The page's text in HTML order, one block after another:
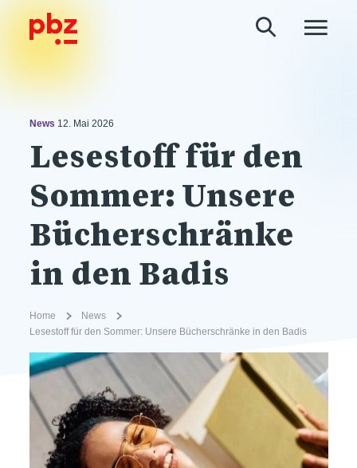
News 12. Mai 2026
Lesestoff für den
Sommer: Unsere
Bücherschränke
in den Badis
Home
News
Lesestoff für den Sommer: Unsere Bücherschränke in den Badis